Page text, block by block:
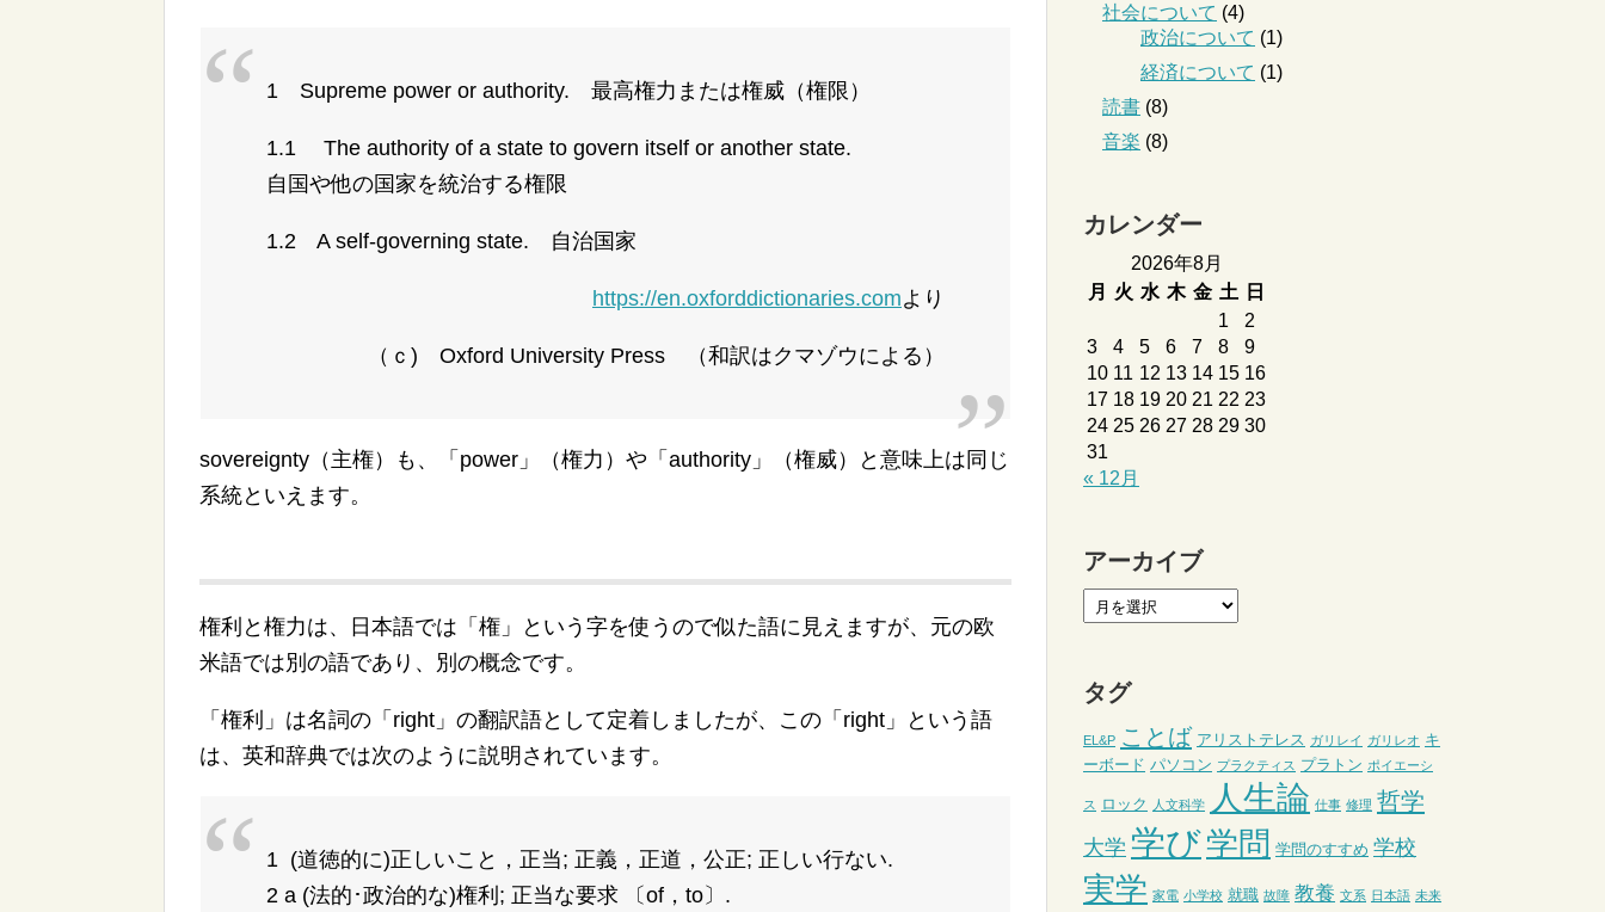
1 Supreme power or authority. 最高権力または権威（権限）
1.1 The authority of a state to govern itself or another state.
自国や他の国家を統治する権限
1.2 A self-governing state. 自治国家
https://en.oxforddictionaries.comより
（ｃ) Oxford University Press （和訳はクマゾウによる）
sovereignty（主権）も、「power」（権力）や「authority」（権威）と意味上は同じ
系統といえます。
権利と権力は、日本語では「権」という字を使うので似た語に見えますが、元の欧
米語では別の語であり、別の概念です。
「権利」は名詞の「right」の翻訳語として定着しましたが、この「right」という語
は、英和辞典では次のように説明されています。
1 (道徳的に)正しいこと，正当; 正義，正道，公正; 正しい行ない.
2 a (法的･政治的な)権利; 正当な要求 〔of，to〕.
社会について (4)
政治について (1)
経済について (1)
読書 (8)
音楽 (8)
カレンダー
2026年8月
月
火 水 木 金 土
日
1
2
3
4 5 6 7 8
9
10 11 12 13 14 15 16
17 18 19 20 21 22 23
24 25 26 27 28 29 30
31
« 12月
アーカイブ
タグ
EL&P ことば アリストテレス ガリレイ ガリレオ キ
ーボード パソコン プラクティス プラトン ポイエーシ
ス ロック 人文科学 人生論 仕事 修理 哲学
大学 学び学問 学問のすすめ 学校
実学 家電 小学校 就職 故障 教養 文系 日本語 未来